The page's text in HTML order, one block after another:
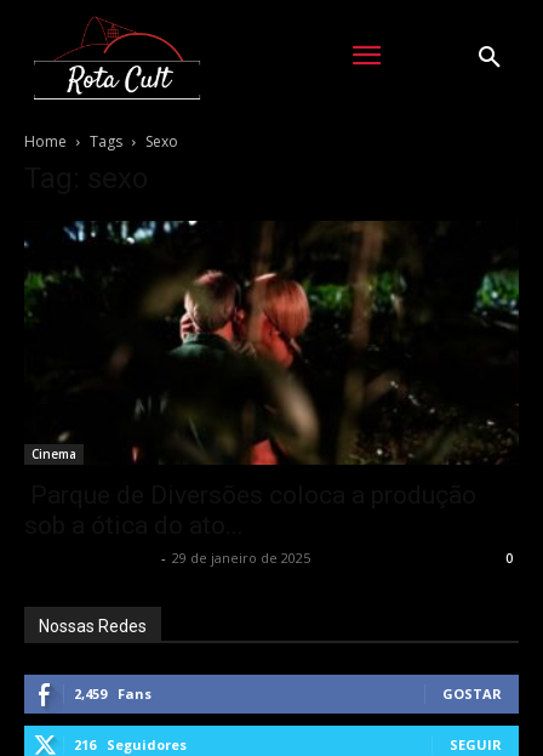
Home Tags Sexo
Cinema
- 29 de janeiro de 2025 0
Nossas Redes
2,459 Fans GOSTAR
216 Seguidores SEGUIR